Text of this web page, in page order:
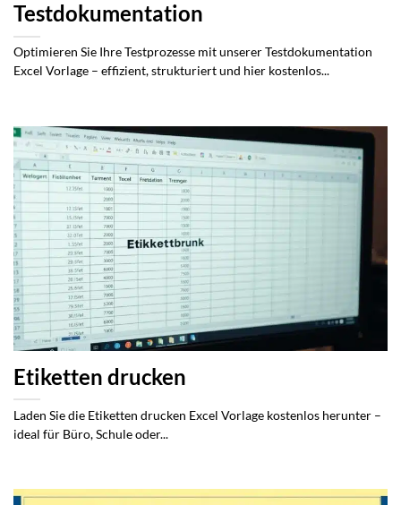
Testdokumentation
Optimieren Sie Ihre Testprozesse mit unserer Testdokumentation
Excel Vorlage – effizient, strukturiert und hier kostenlos...
Etiketten drucken
Laden Sie die Etiketten drucken Excel Vorlage kostenlos herunter –
ideal für Büro, Schule oder...